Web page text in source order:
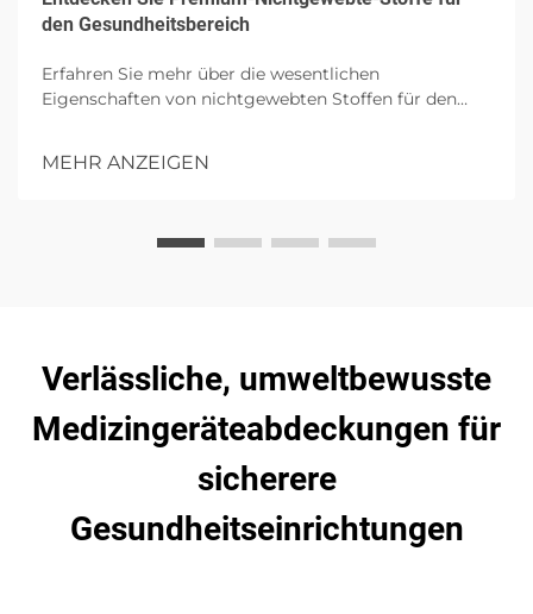
den Gesundheitsbereich
Erfahren Sie mehr über die wesentlichen
Eigenschaften von nichtgewebten Stoffen für den
hervorgehoben werden. Erfahren Sie mehr über ihre
umweltfreundliche und antimikrobielle Innovationen
MEHR ANZEIGEN
Verlässliche, umweltbewusste
Medizingeräteabdeckungen für
sicherere
Gesundheitseinrichtungen